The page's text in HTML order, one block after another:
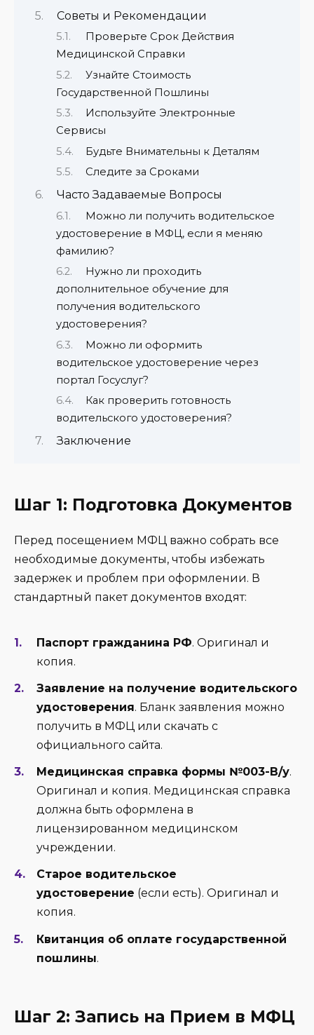
Советы и Рекомендации
Проверьте Срок Действия
Медицинской Справки
Узнайте Стоимость
Государственной Пошлины
Используйте Электронные
Сервисы
Будьте Внимательны к Деталям
Следите за Сроками
Часто Задаваемые Вопросы
Можно ли получить водительское
удостоверение в МФЦ, если я меняю
фамилию?
Нужно ли проходить
дополнительное обучение для
получения водительского
удостоверения?
Можно ли оформить
водительское удостоверение через
портал Госуслуг?
Как проверить готовность
водительского удостоверения?
Заключение
Шаг 1: Подготовка Документов
Перед посещением МФЦ важно собрать все
необходимые документы, чтобы избежать
задержек и проблем при оформлении. В
стандартный пакет документов входят:
Паспорт гражданина РФ. Оригинал и
копия.
Заявление на получение водительского
удостоверения. Бланк заявления можно
получить в МФЦ или скачать с
официального сайта.
Медицинская справка формы №003-В/у.
Оригинал и копия. Медицинская справка
должна быть оформлена в
лицензированном медицинском
учреждении.
Старое водительское
удостоверение (если есть). Оригинал и
копия.
Квитанция об оплате государственной
пошлины.
Шаг 2: Запись на Прием в МФЦ